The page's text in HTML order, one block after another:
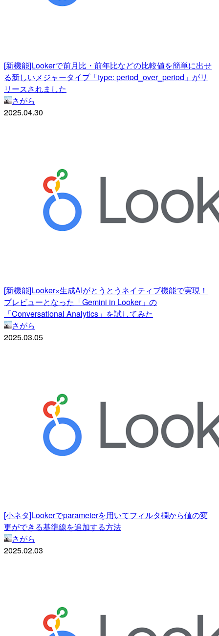
[新機能]Lookerで前月比・前年比などの比較値を簡単に出せ
る新しいメジャータイプ「type: period_over_period」がリ
リースされました
さがら
2025.04.30
[新機能]Looker×生成AIがとうとうネイティブ機能で実現！
プレビューとなった「Gemini in Looker」の
「Conversational Analytics」を試してみた
さがら
2025.03.05
[小ネタ]Lookerでparameterを用いてフィルタ欄から値の変
更ができる基準線を追加する方法
さがら
2025.02.03